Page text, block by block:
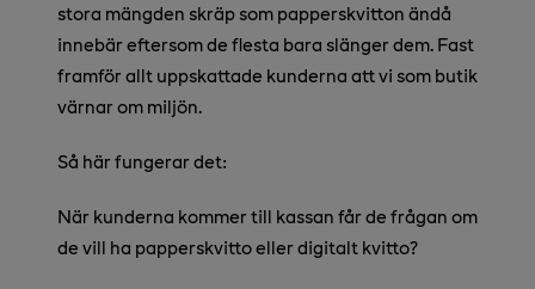
stora mängden skräp som papperskvitton ändå
innebär eftersom de flesta bara slänger dem. Fast
framför allt uppskattade kunderna att vi som butik
värnar om miljön.
Så här fungerar det:
När kunderna kommer till kassan får de frågan om
de vill ha papperskvitto eller digitalt kvitto?